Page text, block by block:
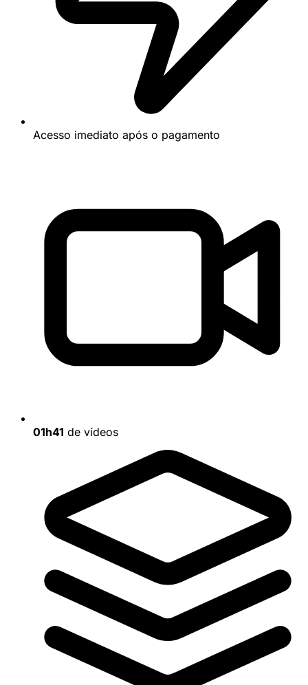
Acesso imediato após o pagamento
01h41 de vídeos